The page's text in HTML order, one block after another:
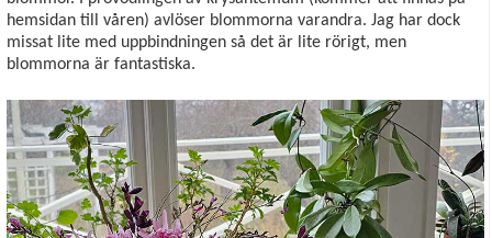
hemsidan till våren) avlöser blommorna varandra. Jag har dock
missat lite med uppbindningen så det är lite rörigt, men
blommorna är fantastiska.